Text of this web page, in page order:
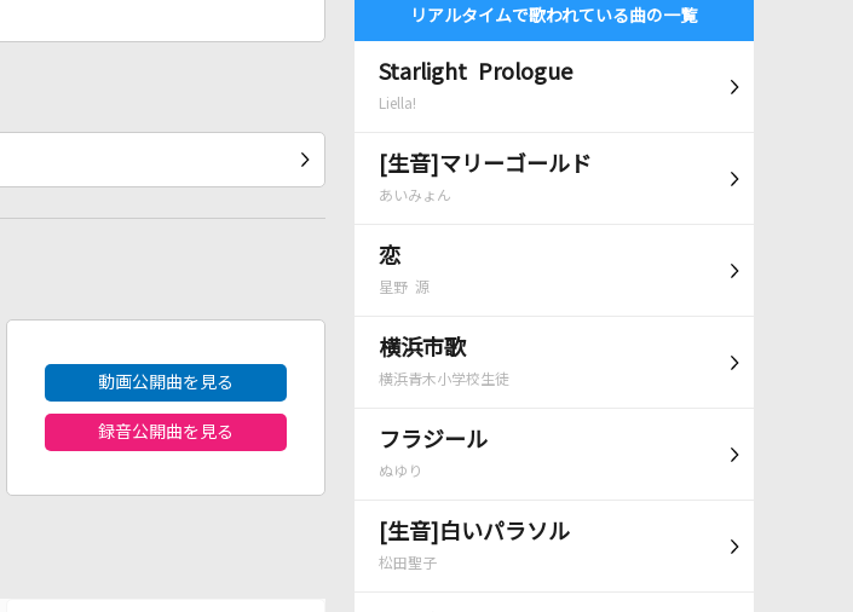
リアルタイムで歌われている曲の一覧
Starlight Prologue
Liella!
[生音]マリーゴールド
あいみょん
恋
星野 源
横浜市歌
横浜青木小学校生徒
フラジール
ぬゆり
[生音]白いパラソル
松田聖子
動画公開曲を見る
録音公開曲を見る